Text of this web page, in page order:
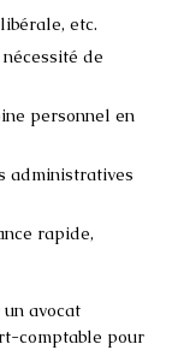
etc.
de
personnel en
administratives
rapide,
avocat
comptable pour